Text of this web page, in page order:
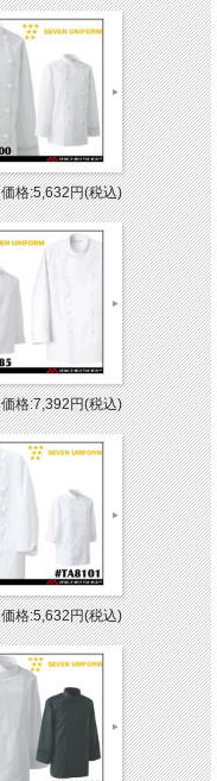
価格:5,632円(税込)
価格:7,392円(税込)
価格:5,632円(税込)